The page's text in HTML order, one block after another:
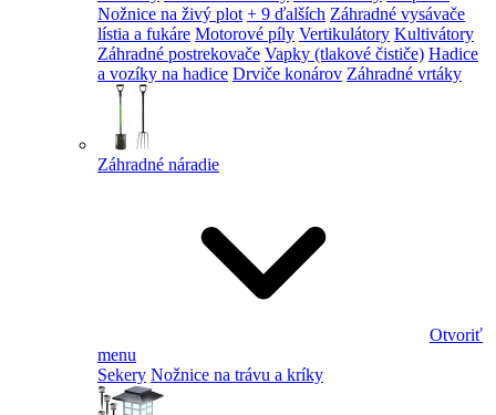
Nožnice na živý plot + 9 ďalších Záhradné vysávače
lístia a fukáre Motorové píly Vertikulátory Kultivátory
Záhradné postrekovače Vapky (tlakové čističe) Hadice
a vozíky na hadice Drviče konárov Záhradné vrtáky
Záhradné náradie
Otvoriť
menu
Sekery Nožnice na trávu a kríky